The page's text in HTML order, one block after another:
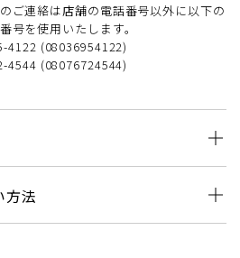
ご連絡は店舗の電話番号以外に以下の
号を使用いたします。
4122 (08036954122)
4544 (08076724544)
方法